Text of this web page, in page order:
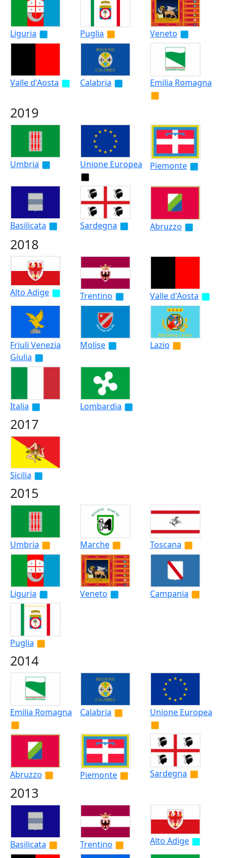
Liguria Puglia Veneto
Valle d'Aosta Calabria Emilia Romagna
2019
Umbria Unione Europea Piemonte
Basilicata Sardegna Abruzzo
2018
Alto Adige Trentino Valle d'Aosta
Friuli Venezia
Giulia
Molise Lazio
Italia Lombardia
2017
Sicilia
2015
Umbria Marche Toscana
Liguria Veneto Campania
Puglia
2014
Emilia Romagna Calabria Unione Europea
Abruzzo Piemonte Sardegna
2013
Basilicata Trentino Alto Adige